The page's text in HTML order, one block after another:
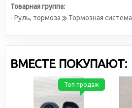
Товарная группа:
- Руль, тормоза
Тормозная система
ВМЕСТЕ ПОКУПАЮТ:
Топ продаж